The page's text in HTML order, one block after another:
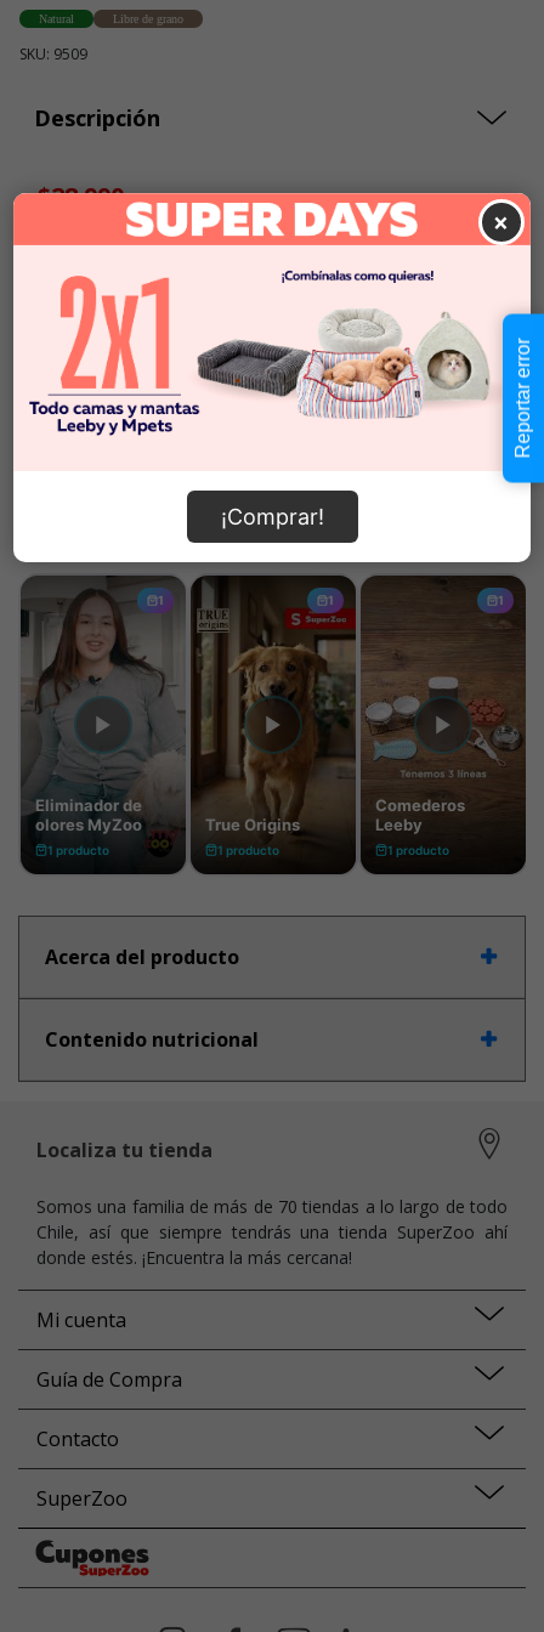
Natural Libre de grano
SKU: 9509
Descripción
Cantidad:
- +
$28.990
Añadir al carrito
Información de envío
Acerca del producto
Contenido nutricional
×
¡Comprar!
Localiza tu tienda
Somos una familia de más de 70 tiendas a lo largo de todo
Chile, así que siempre tendrás una tienda SuperZoo ahí
donde estés. ¡Encuentra la más cercana!
Mi cuenta
Guía de Compra
Contacto
SuperZoo
Reportar error